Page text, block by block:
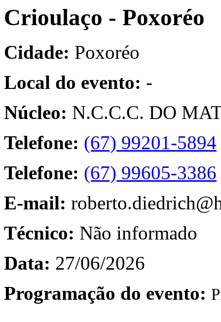
Crioulaço - Poxoréo
Cidade: Poxoréo
Local do evento: -
Núcleo: N.C.C.C. DO
Telefone: (67) 99201-5894
Telefone: (67) 99605-3386
E-mail:
Técnico: Não informado
Data: 27/06/2026
Programação do evento: